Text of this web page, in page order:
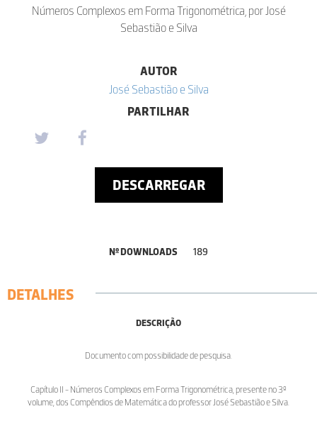
Números Complexos em Forma Trigonométrica, por José
Sebastião e Silva
AUTOR
José Sebastião e Silva
PARTILHAR
DESCARREGAR
Nº DOWNLOADS 189
DETALHES
DESCRIÇÃO
Documento com possibilidade de pesquisa.
Capítulo II - Números Complexos em Forma Trigonométrica, presente no 3º
volume, dos Compêndios de Matemática do professor José Sebastião e Silva.